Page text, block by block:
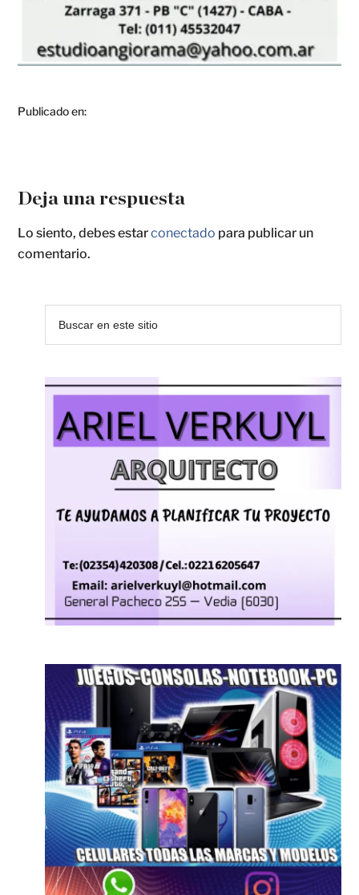
Publicado en:
Deja una respuesta
Lo siento, debes estarconectado para publicar un
comentario.